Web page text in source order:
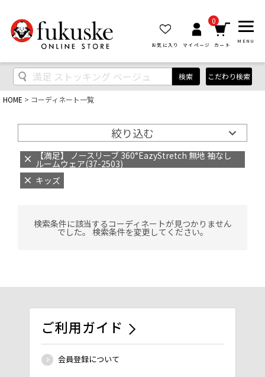
お気に入り マイページ
0
カート
MENU
検索 こだわり検索
HOME コーディネート一覧
絞り込む
【満足】 ノースリーブ 360°EazyStretch 無地 袖なし
ルームウェア(37-2503)
キッズ
検索条件に該当するコーディネートが見つかりません
でした。 検索条件を変更してください。
ご利用ガイド
会員登録について